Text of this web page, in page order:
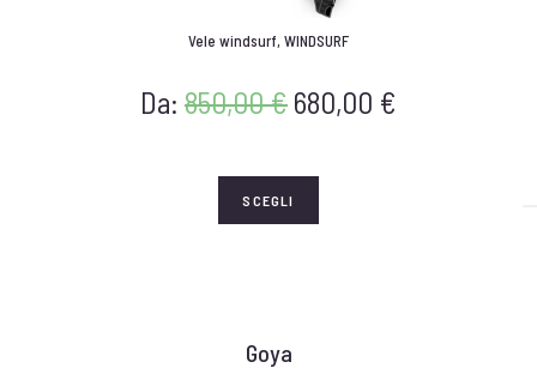
Vele windsurf, WINDSURF
Da: 850,00€ 680,00 €
SCEGLI
Goya